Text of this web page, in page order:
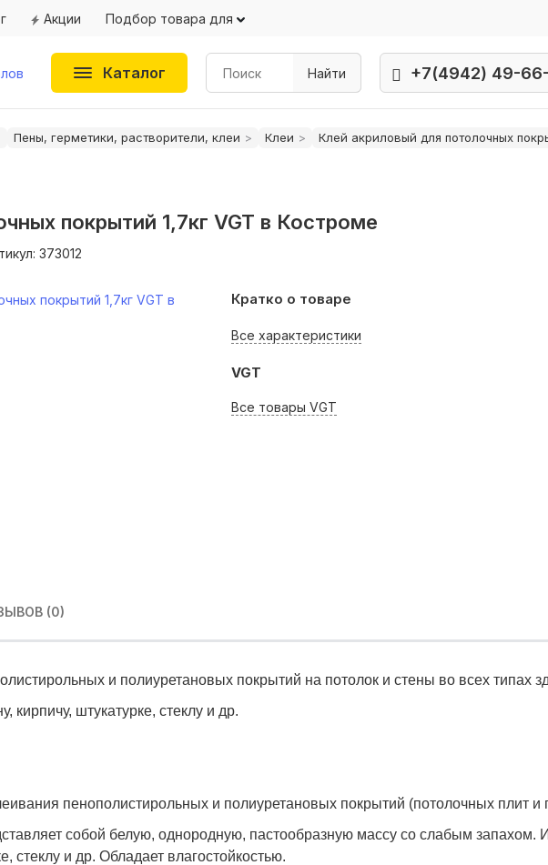
Акции Подбор товара для
Каталог Найти +7(4942) 49-
Пены, герметики, растворители, клеи Клеи Клей акриловый для потолочных
покрытий 1,7кг VGT в Костроме
373012
Кратко о товаре
Все характеристики
VGT
Все товары VGT
(0)
и полиуретановых покрытий на потолок и стены во всех типах
кирпичу, штукатурке, стеклу и др.
пенополистирольных и полиуретановых покрытий (потолочных плит и
собой белую, однородную, пастообразную массу со слабым запахом.
стеклу и др. Обладает влагостойкостью.